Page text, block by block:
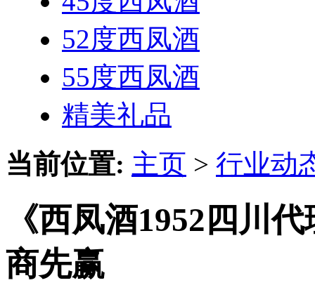
52度西凤酒
55度西凤酒
精美礼品
当前位置: 主页 > 行业动
《西凤酒1952四川
商先赢